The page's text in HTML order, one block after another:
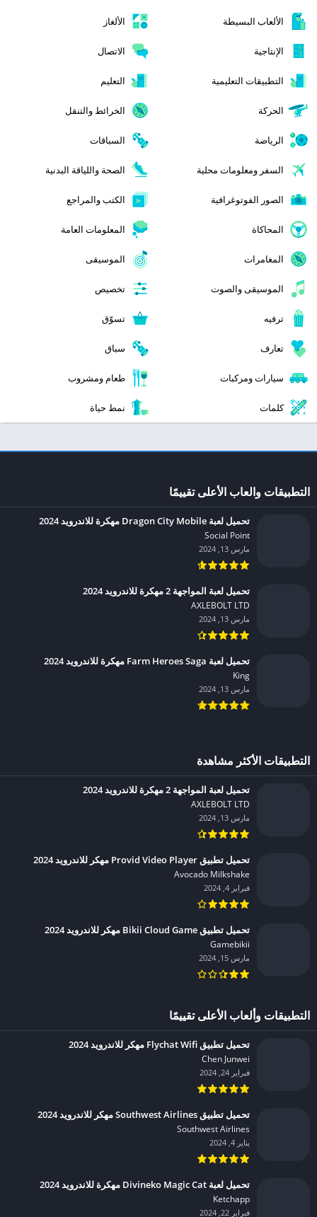
الألعاب البسيطة الألغاز
الإنتاجية الاتصال
التطبيقات التعليمية التعليم
الحركة الخرائط والتنقل
الرياضة السباقات
السفر ومعلومات محلية الصحة واللياقة البدنية
الصور الفوتوغرافية الكتب والمراجع
المحاكاة المعلومات العامة
المغامرات الموسيقى
الموسيقى والصوت تخصيص
ترفيه تسوّق
تعارف سباق
سيارات ومركبات طعام ومشروب
كلمات نمط حياة
التطبيقات والعاب الأعلى تقييمًا
تحميل لعبة Dragon City Mobile مهكرة للاندرويد 2024
Social Point‏
مارس 13, 2024
تحميل لعبة المواجهة 2 مهكرة للاندرويد 2024
AXLEBOLT LTD‏
مارس 13, 2024
تحميل لعبة Farm Heroes Saga مهكرة للاندرويد 2024
King‏
مارس 13, 2024
التطبيقات الأكثر مشاهدة
تحميل لعبة المواجهة 2 مهكرة للاندرويد 2024
AXLEBOLT LTD‏
مارس 13, 2024
تحميل تطبيق Provid Video Player مهكر للاندرويد 2024
Avocado Milkshake‏
فبراير 4, 2024
تحميل تطبيق Bikii Cloud Game مهكر للاندرويد 2024
Gamebikii‏
مارس 15, 2024
التطبيقات وألعاب الأعلى تقييمًا
تحميل تطبيق Flychat Wifi مهكر للاندرويد 2024
Chen Junwei‏
فبراير 24, 2024
تحميل تطبيق Southwest Airlines مهكر للاندرويد 2024
Southwest Airlines‏
يناير 4, 2024
تحميل لعبة Divineko Magic Cat مهكرة للاندرويد 2024
Ketchapp‏
فبراير 22, 2024